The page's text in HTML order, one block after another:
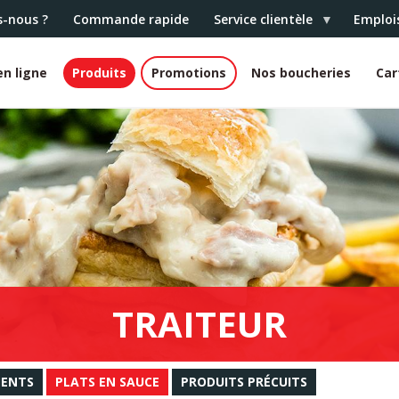
nous ? Commande rapide Service clientèle
ligne Produits Promotions Nos boucheries
TRAITEUR
PLATS EN SAUCE PRODUITS PRÉCUITS